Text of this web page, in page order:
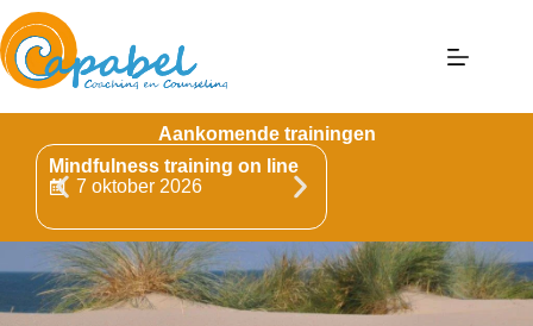
Aankomende trainingen
Mindfulness training on line
7 oktober 2026